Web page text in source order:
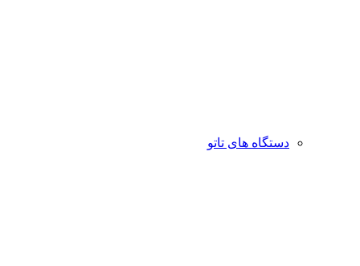
دستگاه های تاتو